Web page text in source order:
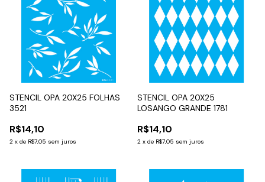
STENCIL OPA 20X25 FOLHAS
3521
R$14,10
2 x de R$7,05 sem juros
STENCIL OPA 20X25
LOSANGO GRANDE 1781
R$14,10
2 x de R$7,05 sem juros